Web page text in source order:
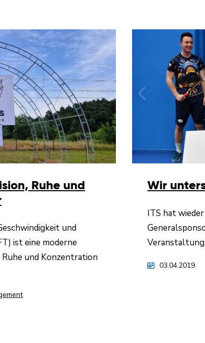
Ruhe und
und
ist eine moderne
und Konzentration
Wir
ITS hat
03.04.2019